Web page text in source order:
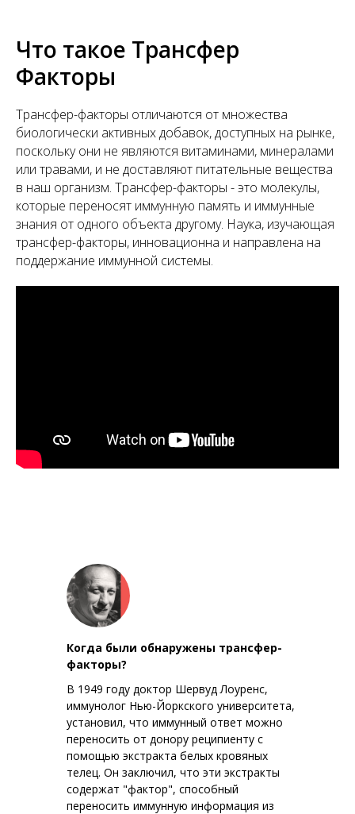
Что такое Трансфер
Факторы
Трансфер-факторы отличаются от множества
биологически активных добавок, доступных на рынке,
поскольку они не являются витаминами, минералами
или травами, и не доставляют питательные вещества
в наш организм. Трансфер-факторы - это молекулы,
которые переносят иммунную память и иммунные
знания от одного объекта другому. Наука, изучающая
трансфер-факторы, инновационна и направлена на
поддержание иммунной системы.
Когда были обнаружены трансфер-
факторы?
В 1949 году доктор Шервуд Лоуренс,
иммунолог Нью-Йоркского университета,
установил, что иммунный ответ можно
переносить от донору реципиенту с
помощью экстракта белых кровяных
телец. Он заключил, что эти экстракты
содержат "фактор", способный
переносить иммунную информация из